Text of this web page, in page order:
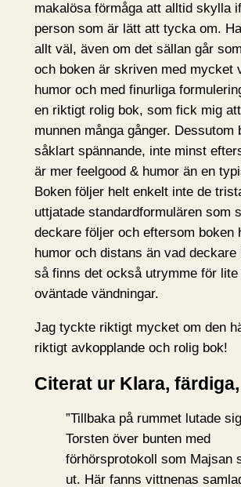
makalösa förmåga att alltid skylla
person som är lätt att tycka om.
allt väl, även om det sällan går
och boken är skriven med mycket
humor och med finurliga
en riktigt rolig bok, som fick mig
munnen många gånger. Dessutom
såklart spännande, inte minst
är mer feelgood & humor än en
Boken följer helt enkelt inte de
uttjatade standardformulären som
deckare följer och eftersom boken
humor och distans än vad deckare
så finns det också utrymme för lite
oväntade vändningar.
Jag tyckte riktigt mycket om den
riktigt avkopplande och rolig bok!
Citerat ur Klara,
”Tillbaka på rummet lutade sig
Torsten över bunten med
förhörsprotokoll som Majsan
ut. Här fanns vittnenas